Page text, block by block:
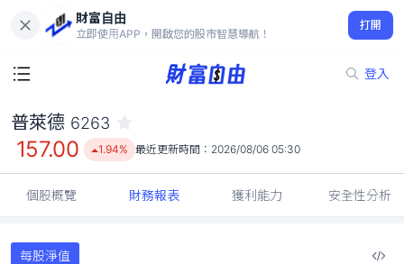
財富自由
立即使用APP，開啟您的股市智慧導航！
打開
登入
157.00
1.94%
普萊德 6263
157.00 1.94% 最近更新時間： 2026/08/06 05:30
個股概覽 財務報表 獲利能力 安全性分析
每股淨值